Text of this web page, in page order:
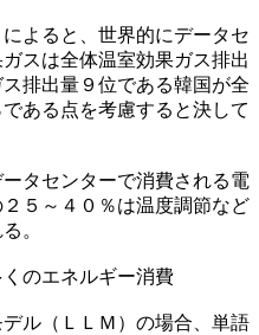
よると、世界的にデータセ
スは全体温室効果ガス排出
排出量９位である韓国が全
ある点を考慮すると決して
タセンターで消費される電
５～４０％は温度調節など
。
のエネルギー消費
ル（ＬＬＭ）の場合、単語